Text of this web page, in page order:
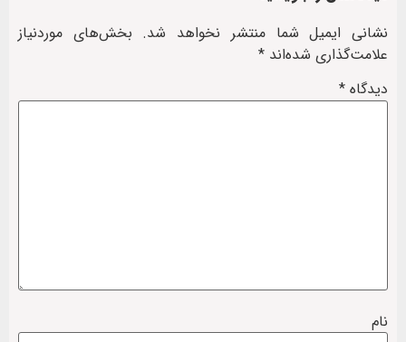
نشانی ایمیل شما منتشر نخواهد شد. بخش‌های موردنیاز
علامت‌گذاری شده‌اند *
دیدگاه *
نام